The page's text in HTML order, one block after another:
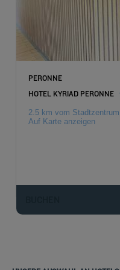
PERONNE
HOTEL KYRIAD PERONNE
2.5 km vom Stadtzentrum
Auf Karte anzeigen